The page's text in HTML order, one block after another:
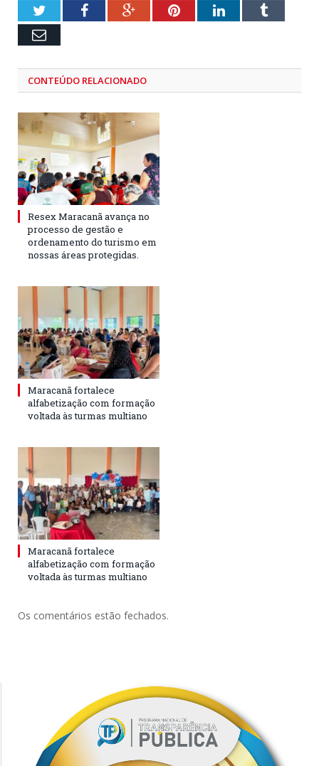
TwitterFacebookGoogle+PinterestLinkedInTumblr
Email
CONTEÚDO RELACIONADO
Resex Maracanã avança no
processo de gestão e
ordenamento do turismo em
nossas áreas protegidas.
Maracanã fortalece
alfabetização com formação
voltada às turmas multiano
Maracanã fortalece
alfabetização com formação
voltada às turmas multiano
Os comentários estão fechados.